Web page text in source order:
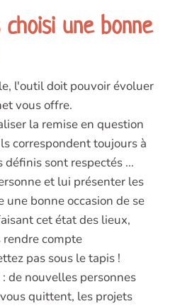
une bonne
l'outil doit pouvoir évoluer
vous offre.
la remise en question
correspondent toujours à
définis sont respectés ...
et lui présenter les
bonne occasion de se
cet état des lieux,
compte
pas sous le tapis !
de nouvelles personnes
quittent, les projets